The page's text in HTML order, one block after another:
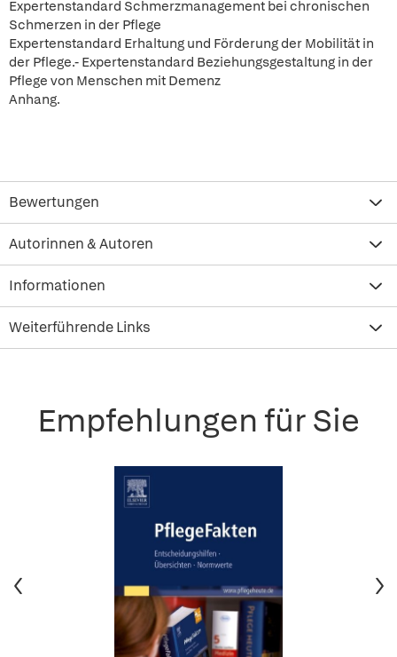
Expertenstandard Schmerzmanagement bei chronischen
Schmerzen in der Pflege
Expertenstandard Erhaltung und Förderung der Mobilität in
der Pflege.- Expertenstandard Beziehungsgestaltung in der
Pflege von Menschen mit Demenz
Anhang.
Bewertungen
Autorinnen & Autoren
Informationen
Weiterführende Links
Empfehlungen für Sie